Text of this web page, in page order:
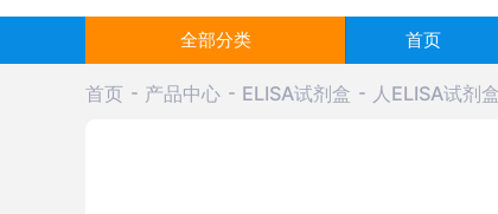
全部分类 首页
首页 产品中心 ELISA试剂盒 人ELISA试剂盒